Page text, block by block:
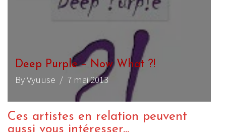
Deep Purple – Now What ?!
By Vyuuse / 7 mai 2013
Ces artistes en relation peuvent
aussi vous intéresser...